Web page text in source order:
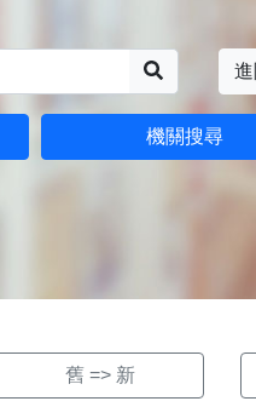
機關搜尋
舊 => 新